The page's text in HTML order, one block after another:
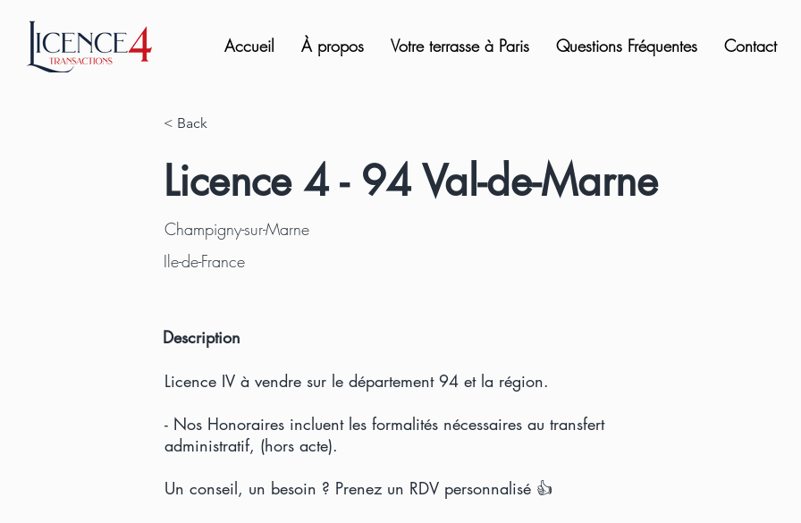
Accueil À propos Votre terrasse à Paris Questions Fréquentes Contact
< Back
Licence 4 - 94 Val-de-Marne
Champigny-sur-Marne
Ile-de-France
Description
Licence IV à vendre sur le département 94 et la région.
- Nos Honoraires incluent les formalités nécessaires au transfert
administratif, (hors acte).
Un conseil, un besoin ? Prenez un RDV personnalisé 👍